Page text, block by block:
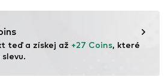
teď a získej až +27 Coins, které